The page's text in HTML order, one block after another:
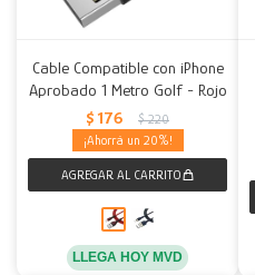
Cable Compatible con iPhone
Aprobado 1 Metro Golf - Rojo
$ 176 $ 220
20
LLEGA HOY MVD